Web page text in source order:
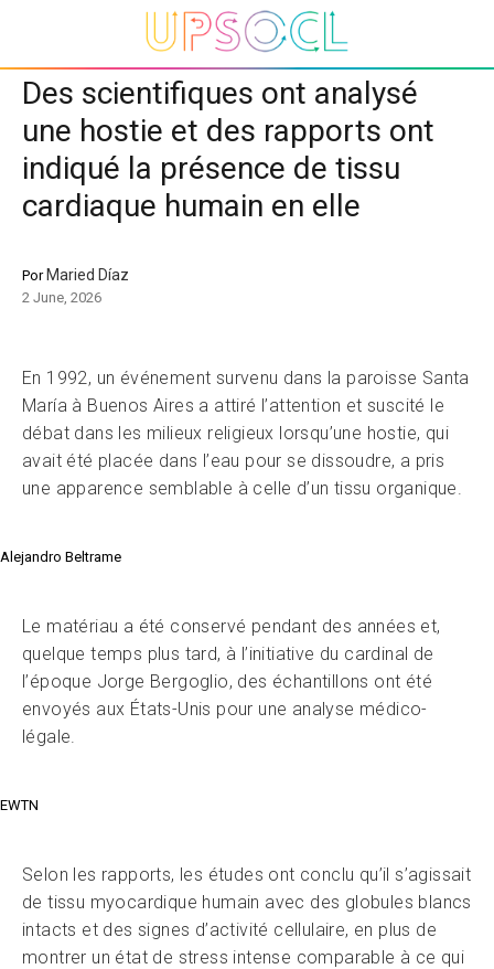
Des scientifiques ont analysé
une hostie et des rapports ont
indiqué la présence de tissu
cardiaque humain en elle
Por Maried Díaz
2 June, 2026
En 1992, un événement survenu dans la paroisse Santa
María à Buenos Aires a attiré l’attention et suscité le
débat dans les milieux religieux lorsqu’une hostie, qui
avait été placée dans l’eau pour se dissoudre, a pris
une apparence semblable à celle d’un tissu organique.
Alejandro Beltrame
Le matériau a été conservé pendant des années et,
quelque temps plus tard, à l’initiative du cardinal de
l’époque Jorge Bergoglio, des échantillons ont été
envoyés aux États-Unis pour une analyse médico-
légale.
EWTN
Selon les rapports, les études ont conclu qu’il s’agissait
de tissu myocardique humain avec des globules blancs
intacts et des signes d’activité cellulaire, en plus de
montrer un état de stress intense comparable à ce qui